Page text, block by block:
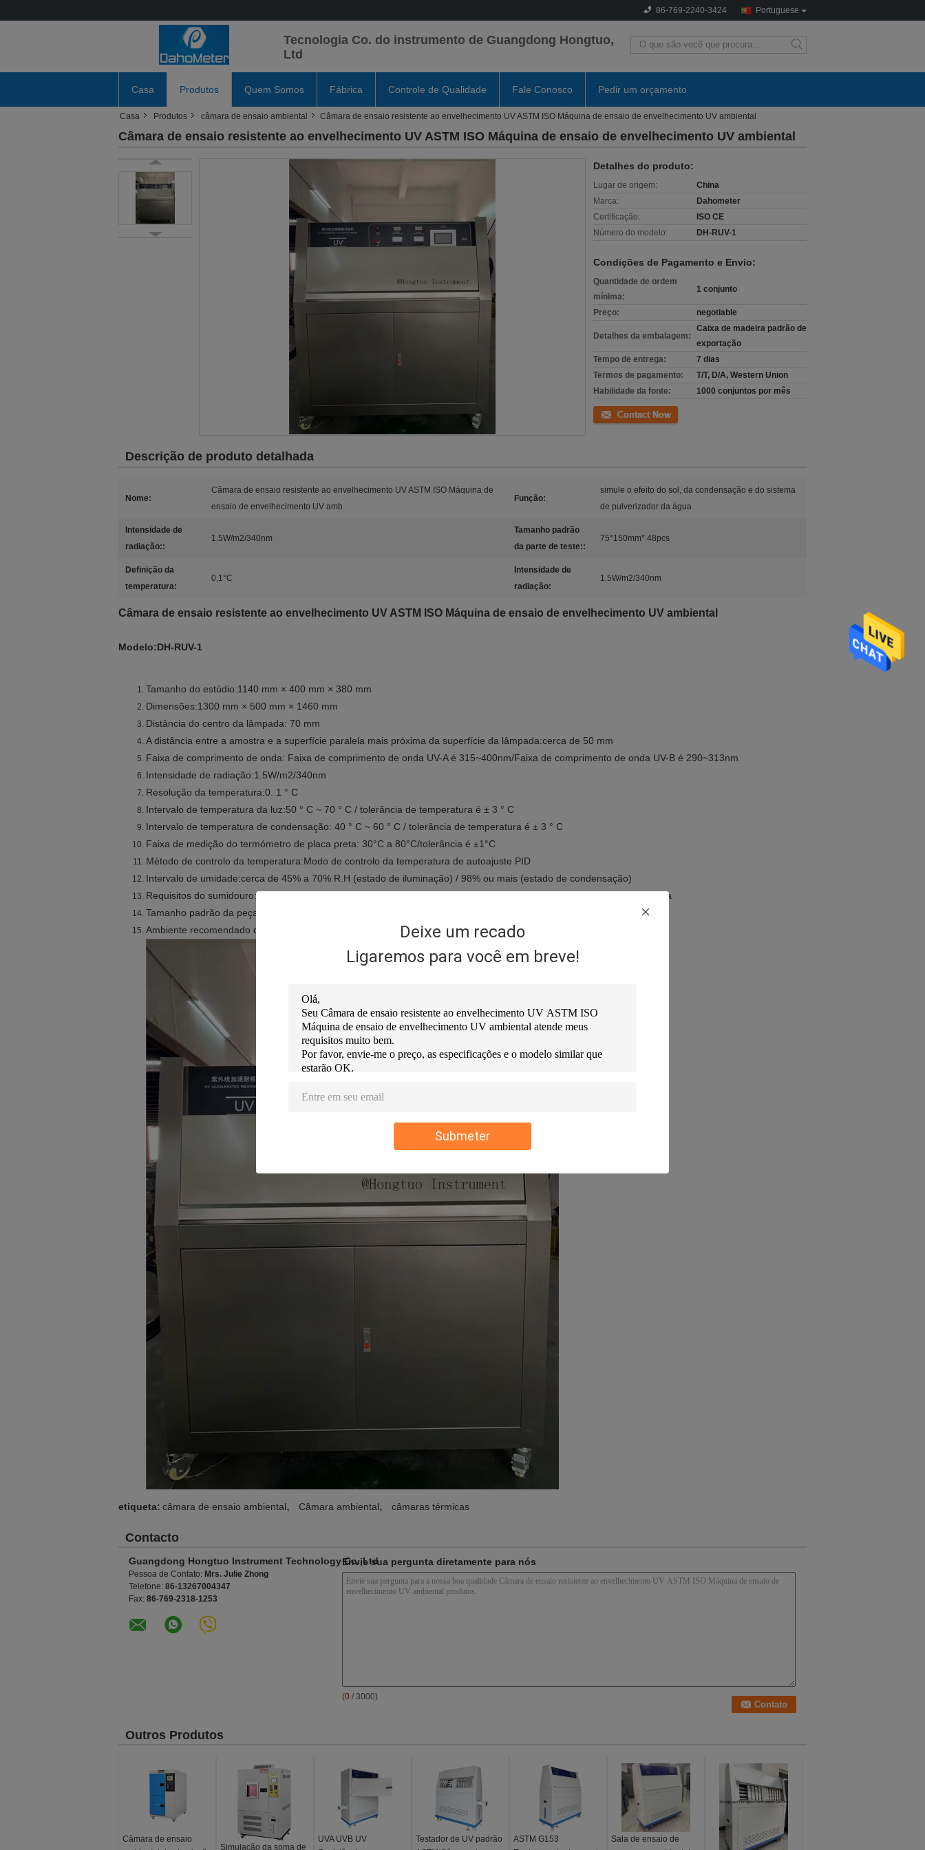
Deixe um recado
Ligaremos para você em breve!
Submeter
Portuguese
86-769-2240-3424
Tecnologia Co. do instrumento de Guangdong Hongtuo,
Ltd
search
Casa Produtos Quem Somos Fábrica Controle de Qualidade Fale Conosco Pedir um orçamento
Casa Produtos câmara de ensaio ambiental Câmara de ensaio resistente ao envelhecimento UV ASTM ISO Máquina de ensaio de envelhecimento UV ambiental
Câmara de ensaio resistente ao envelhecimento UV ASTM ISO Máquina de ensaio de envelhecimento UV ambiental
Detalhes do produto:
Lugar de origem:
China
Marca:
Dahometer
Certificação:
ISO CE
Número do modelo:
DH-RUV-1
Condições de Pagamento e Envio:
Quantidade de ordem
mínima:
1 conjunto
Preço: negotiable
Detalhes da embalagem:
Caixa de madeira padrão de
exportação
Tempo de entrega:
7 dias
Termos de pagamento:
T/T, D/A, Western Union
Habilidade da fonte:
1000 conjuntos por mês
Contato
Descrição de produto detalhada
Nome:
Câmara de ensaio resistente ao envelhecimento UV ASTM ISO Máquina de
ensaio de envelhecimento UV amb
Função:
simule o efeito do sol, da condensação e do sistema
de pulverizador da água
Intensidade de
radiação::
1.5W/m2/340nm
Tamanho padrão
da parte de teste::
75*150mm* 48pcs
Definição da
temperatura:
0,1°C
Intensidade de
radiação:
1.5W/m2/340nm
Câmara de ensaio resistente ao envelhecimento UV ASTM ISO Máquina de ensaio de envelhecimento UV ambiental
Modelo:DH-RUV-1
Tamanho do estúdio:1140 mm × 400 mm × 380 mm
Dimensões:1300 mm × 500 mm × 1460 mm
Distância do centro da lâmpada: 70 mm
A distância entre a amostra e a superfície paralela mais próxima da superfície da lâmpada:cerca de 50 mm
Faixa de comprimento de onda: Faixa de comprimento de onda UV-A é 315~400nm/Faixa de comprimento de onda UV-B é 290~313nm
Intensidade de radiação:1.5W/m2/340nm
Resolução da temperatura:0. 1 ° C
Intervalo de temperatura da luz:50 ° C ~ 70 ° C / tolerância de temperatura é ± 3 ° C
Intervalo de temperatura de condensação: 40 ° C ~ 60 ° C / tolerância de temperatura é ± 3 ° C
Faixa de medição do termómetro de placa preta: 30°C a 80°C/tolerância é ±1°C
Método de controlo da temperatura:Modo de controlo da temperatura de autoajuste PID
Intervalo de umidade:cerca de 45% a 70% R.H (estado de iluminação) / 98% ou mais (estado de condensação)
Requisitos do sumidouro: Profundidade da água não superior a 25 mm e controlo automático do abastecimento de água
Tamanho padrão da peça de ensaio:75×150mm 48pcs
Ambiente recomendado do instrumento:5~35°C, 40%~85%R·H, 300 mm da parede
etiqueta: câmara de ensaio ambiental, Câmara ambiental, câmaras térmicas
Contacto
Guangdong Hongtuo Instrument Technology Co.,Ltd
Pessoa de Contato: Mrs. Julie Zhong
Telefone: 86-13267004347
Fax: 86-769-2318-1253
Envie sua pergunta diretamente para nós
(0 / 3000)
Outros Produtos
Câmara de ensaio
Simulação da soma de
UVA UVB UV
Testador de UV padrão
ASTM G153
Sala de ensaio de